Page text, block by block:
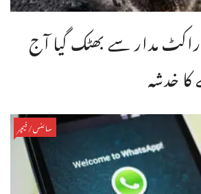
مدار سے بھٹک گیا آج
خدشہ
سائنس/فیچر